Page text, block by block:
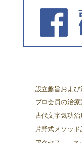
設立趣旨および
プロ会員の治療
古代文字気功治
片野式メソッ